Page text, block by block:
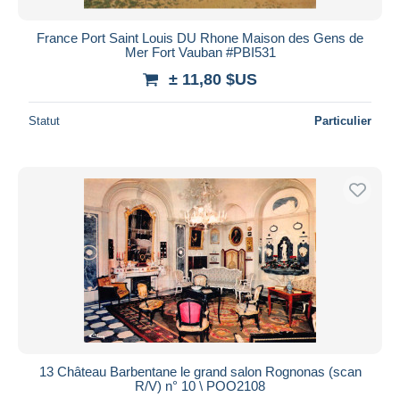
France Port Saint Louis DU Rhone Maison des Gens de
Mer Fort Vauban #PBI531
± 11,80 $US
Statut Particulier
13 Château Barbentane le grand salon Rognonas (scan
R/V) n° 10 \ POO2108